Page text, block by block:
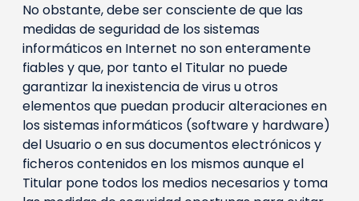
No obstante, debe ser consciente de que las
medidas de seguridad de los sistemas
informáticos en Internet no son enteramente
fiables y que, por tanto el Titular no puede
garantizar la inexistencia de virus u otros
elementos que puedan producir alteraciones en
los sistemas informáticos (software y hardware)
del Usuario o en sus documentos electrónicos y
ficheros contenidos en los mismos aunque el
Titular pone todos los medios necesarios y toma